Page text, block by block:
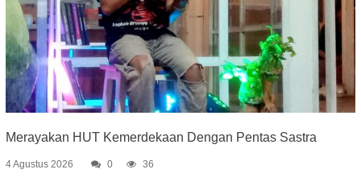
Merayakan HUT Kemerdekaan Dengan Pentas Sastra
4 Agustus 2026 0 36